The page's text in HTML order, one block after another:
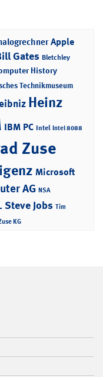
Apple
Gates Bletchley
History
Technikmuseum
Heinz
IBM PC Intel Intel 8088
Zuse
Microsoft
AG NSA
Steve Jobs Tim
KG